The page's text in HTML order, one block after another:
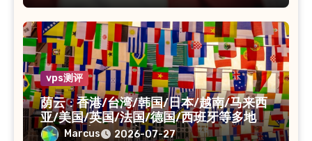
vps测评
荫云 : 香港/台湾/韩国/日本/越南/马来西
亚/美国/英国/法国/德国/西班牙等多地
VPS/原生IP /住宅IP/双ISP
Marcus 2026-07-27